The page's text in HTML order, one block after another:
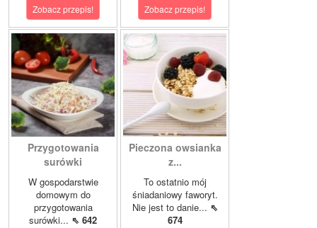
Zobacz przepis! Zobacz przepis!
Przygotowania
surówki
W gospodarstwie
domowym do
przygotowania
surówki... ⇖ 642
Pieczona owsianka
z...
To ostatnio mój
śniadaniowy faworyt.
Nie jest to danie... ⇖
674